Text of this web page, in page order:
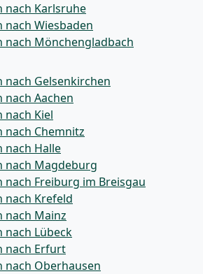
nach Karlsruhe
nach Wiesbaden
nach Mönchen­gladbach
nach Gelsenkirchen
nach Aachen
nach Kiel
nach Chemnitz
nach Halle
nach Magdeburg
nach Freiburg im Breisgau
nach Krefeld
nach Mainz
nach Lübeck
nach Erfurt
nach Oberhausen